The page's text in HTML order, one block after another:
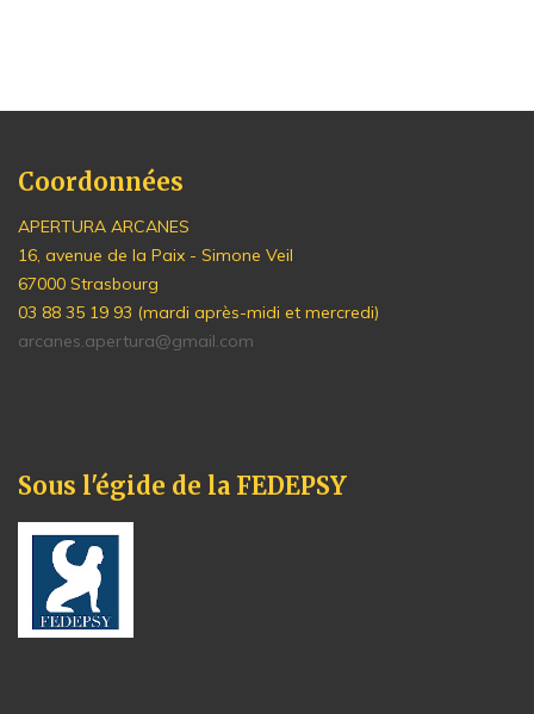
Coordonnées
APERTURA ARCANES
16, avenue de la Paix - Simone Veil
67000 Strasbourg
03 88 35 19 93 (mardi après-midi et mercredi)
arcanes.apertura@gmail.com
Sous l'égide de la FEDEPSY